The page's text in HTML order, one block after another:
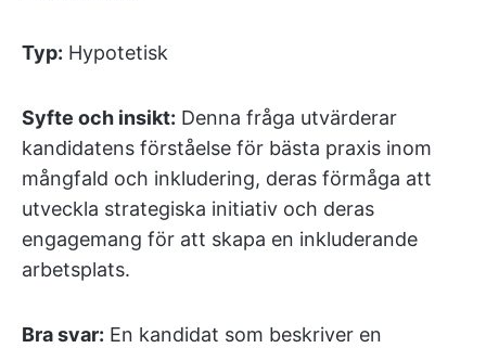
Typ: Hypotetisk
Syfte och insikt: Denna fråga utvärderar
kandidatens förståelse för bästa praxis inom
mångfald och inkludering, deras förmåga att
utveckla strategiska initiativ och deras
engagemang för att skapa en inkluderande
arbetsplats.
Bra svar: En kandidat som beskriver en